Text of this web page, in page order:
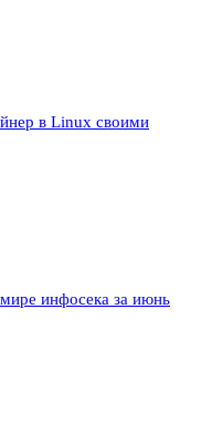
в Linux своими
инфосека за июнь